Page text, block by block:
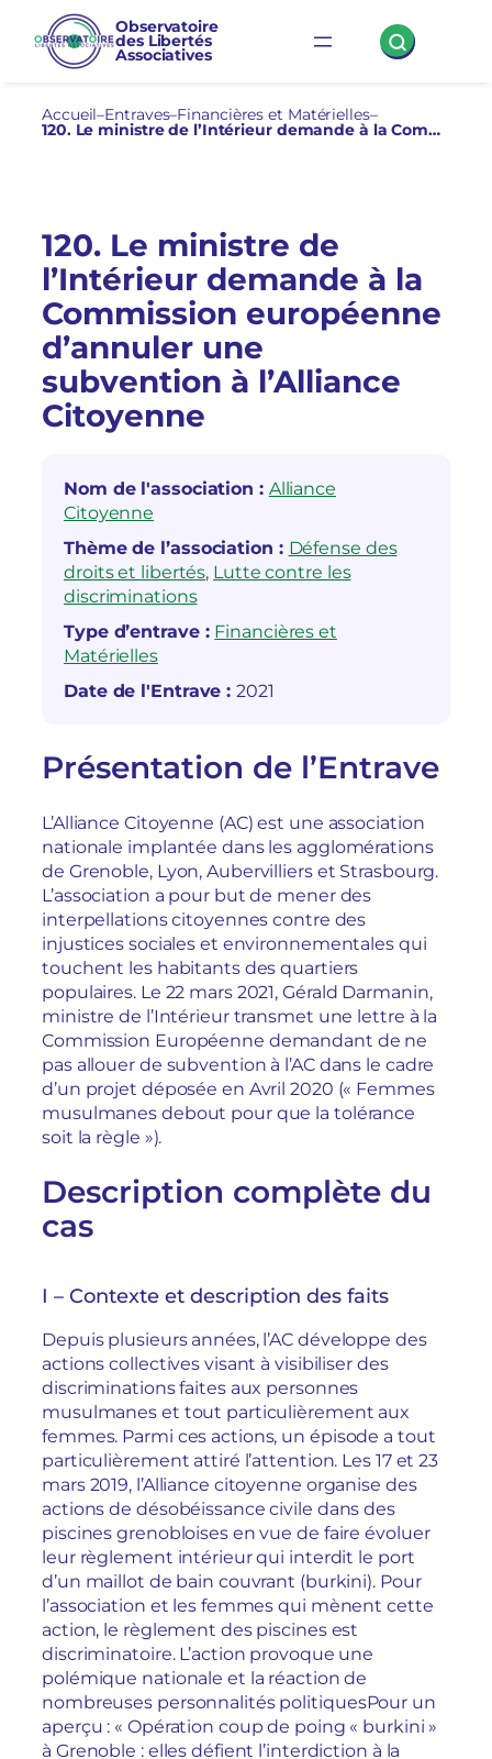
contenu
Observatoire
des Libertés
Associatives
Accueil–Entraves–Financières et Matérielles–
120. Le ministre de l’Intérieur demande à la Commission européenne d’annuler une subvention à l’Alliance Citoyenne
120. Le ministre de
l’Intérieur demande à la
Commission européenne
d’annuler une
subvention à l’Alliance
Citoyenne
Nom de l'association : Alliance
Citoyenne
Thème de l’association : Défense des
droits et libertés, Lutte contre les
discriminations
Type d’entrave : Financières et
Matérielles
Date de l'Entrave : 2021
Présentation de l’Entrave
L’Alliance Citoyenne (AC) est une association
nationale implantée dans les agglomérations
de Grenoble, Lyon, Aubervilliers et Strasbourg.
L’association a pour but de mener des
interpellations citoyennes contre des
injustices sociales et environnementales qui
touchent les habitants des quartiers
populaires. Le 22 mars 2021, Gérald Darmanin,
ministre de l’Intérieur transmet une lettre à la
Commission Européenne demandant de ne
pas allouer de subvention à l’AC dans le cadre
d’un projet déposée en Avril 2020 (« Femmes
musulmanes debout pour que la tolérance
soit la règle »).
Description complète du
cas
I – Contexte et description des faits
Depuis plusieurs années, l’AC développe des
actions collectives visant à visibiliser des
discriminations faites aux personnes
musulmanes et tout particulièrement aux
femmes. Parmi ces actions, un épisode a tout
particulièrement attiré l’attention. Les 17 et 23
mars 2019, l’Alliance citoyenne organise des
actions de désobéissance civile dans des
piscines grenobloises en vue de faire évoluer
leur règlement intérieur qui interdit le port
d’un maillot de bain couvrant (burkini). Pour
l’association et les femmes qui mènent cette
action, le règlement des piscines est
discriminatoire. L’action provoque une
polémique nationale et la réaction de
nombreuses personnalités politiquesPour un
aperçu : « Opération coup de poing « burkini »
à Grenoble : elles défient l’interdiction à la